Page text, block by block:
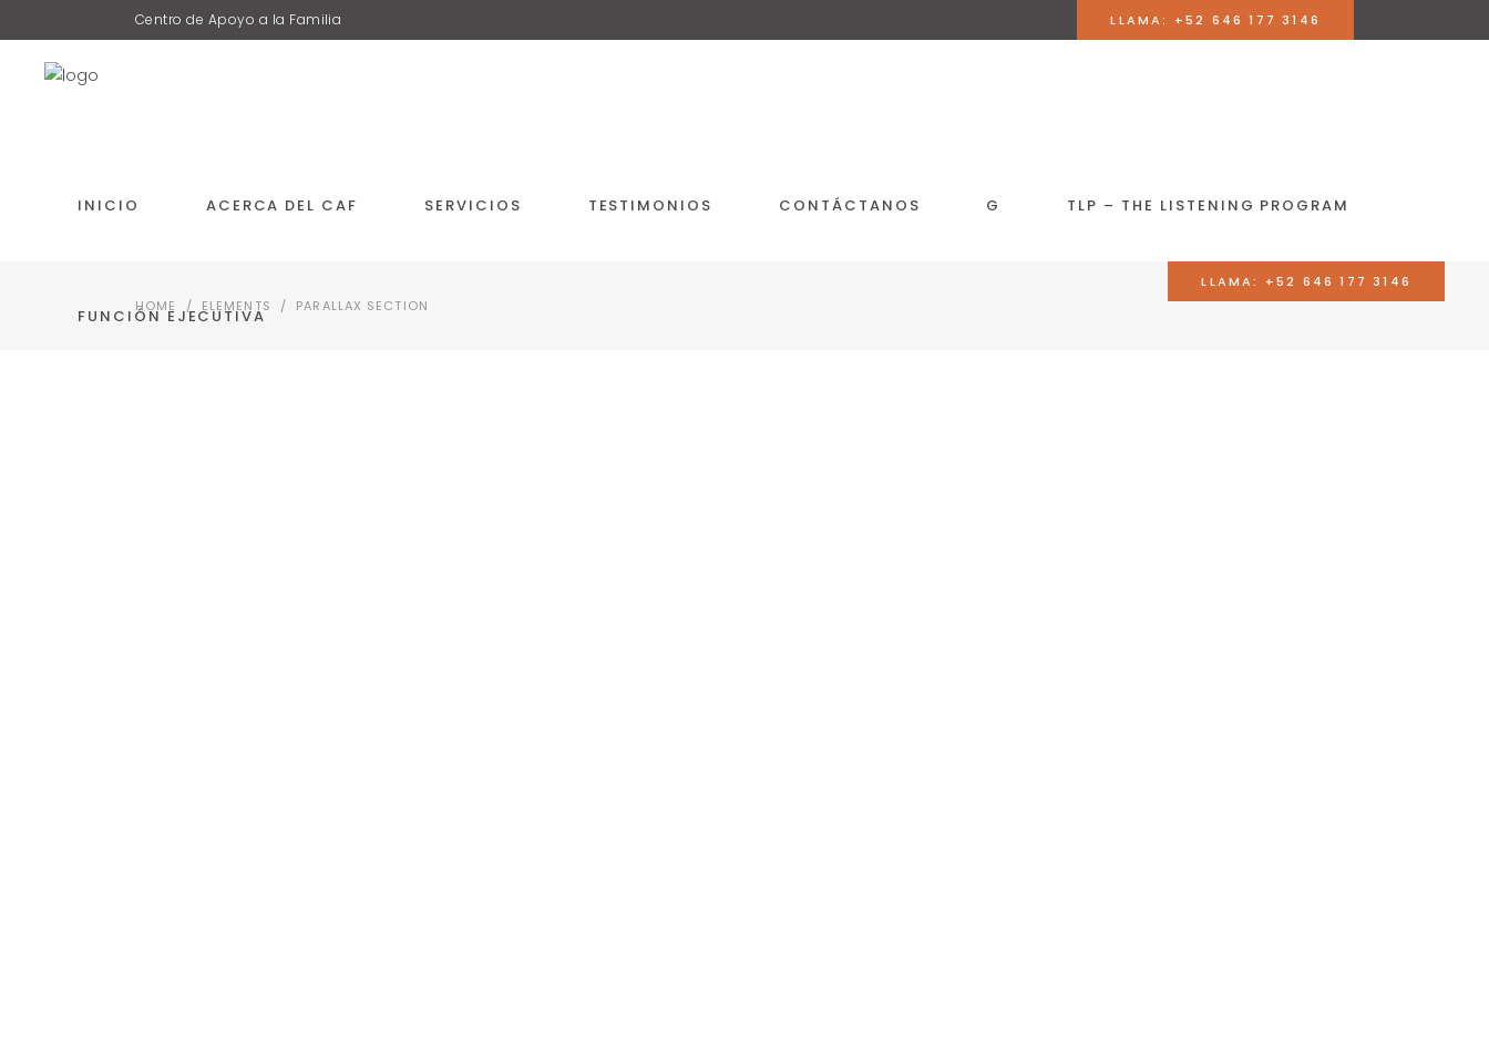
Centro de Apoyo a la Familia LLAMA: +52 646 177 3146
INICIO ACERCA DEL CAF SERVICIOS TESTIMONIOS CONTÁCTANOS G TLP – THE LISTENING PROGRAM
FUNCIÓN EJECUTIVA
LLAMA: +52 646 177 3146
HOME
/ ELEMENTS / PARALLAX SECTION